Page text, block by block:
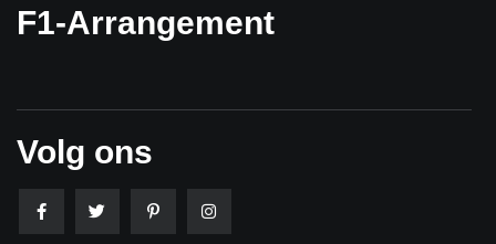
F1-Arrangement
Volg ons